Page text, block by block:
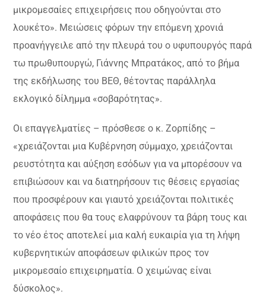
μικρομεσαίες επιχειρήσεις που οδηγούνται στο
λουκέτο». Μειώσεις φόρων την επόμενη χρονιά
προανήγγειλε από την πλευρά του ο υφυπουργός παρά
τω πρωθυπουργώ, Γιάννης Μπρατάκος, από το βήμα
της εκδήλωσης του ΒΕΘ, θέτοντας παράλληλα
εκλογικό δίλημμα «σοβαρότητας».
Οι επαγγελματίες – πρόσθεσε ο κ. Ζορπίδης –
«χρειάζονται μια Κυβέρνηση σύμμαχο, χρειάζονται
ρευστότητα και αύξηση εσόδων για να μπορέσουν να
επιβιώσουν και να διατηρήσουν τις θέσεις εργασίας
που προσφέρουν και γιαυτό χρειάζονται πολιτικές
αποφάσεις που θα τους ελαφρύνουν τα βάρη τους και
το νέο έτος αποτελεί μια καλή ευκαιρία για τη λήψη
κυβερνητικών αποφάσεων φιλικών προς τον
μικρομεσαίο επιχειρηματία. Ο χειμώνας είναι
δύσκολος».